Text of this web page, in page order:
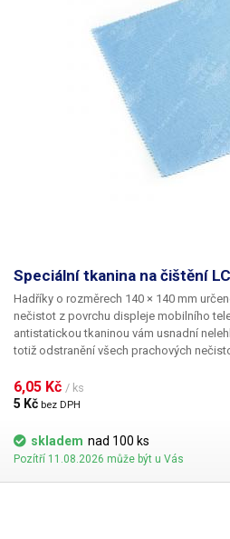
Speciální tkanina na čištění
Hadříky o rozměrech 140 × 140 mm
nečistot z povrchu displeje mobilního
antistatickou tkaninou vám usnadní
totiž odstranění všech prachových
tuto látku použít na čištění všech
mastnoty jako je CD, DVD nebo
6,05 Kč / ks
5 Kč bez DPH
skladem nad 100 ks
Pozítří 11.08.2026 může být u Vás